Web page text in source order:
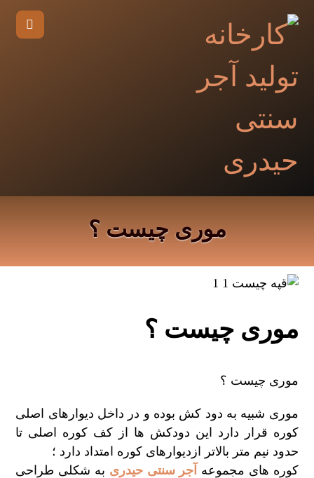
موری چیست ؟
موری چیست ؟
موری چیست ؟
موری شبیه به دود کش بوده و در داخل دیوارهای اصلی
کوره قرار دارد این دودکش ها از کف کوره اصلی تا
حدود نیم متر بالاتر ازدیوارهای کوره امتداد دارد ؛
کوره های مجموعه آجر سنتی حیدری به شکلی طراحی